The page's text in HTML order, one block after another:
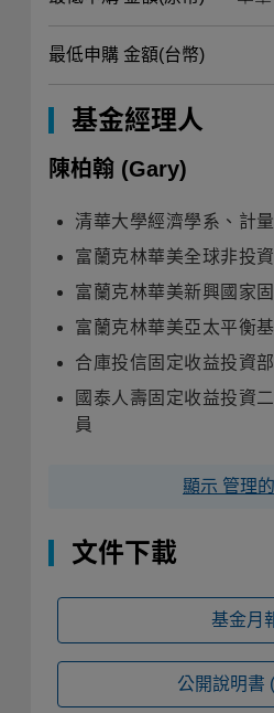
最低申購 金額(台幣)
基金經理人
陳柏翰 (Gary)
清華大學經濟學系、計
富蘭克林華美全球非投
富蘭克林華美新興國家
富蘭克林華美亞太平衡
合庫投信固定收益投資
國泰人壽固定收益投資
員
顯示 管理
文件下載
基金月
公開說明書